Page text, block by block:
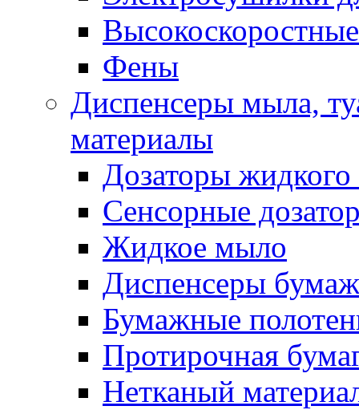
Фены
Диспенсеры мыла,
материалы
Дозаторы
Сенсорные
Жидкое мыло
Диспенсеры
Бумажные
Протирочная
Нетканый